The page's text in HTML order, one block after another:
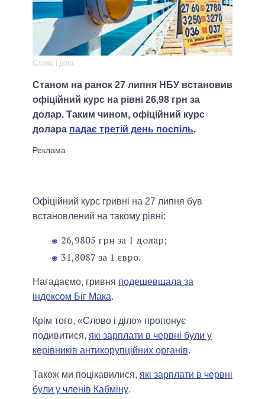
Слово і діло
Станом на ранок 27 липня НБУ встановив
офіційний курс на рівні 26,98 грн за
долар. Таким чином, офіційний курс
долара падає третій день поспіль.
Офіційний курс гривні на 27 липня був
встановлений на такому рівні:
26,9805 грн за 1 долар;
31,8087 за 1 євро.
Нагадаємо, гривня подешевшала за
індексом Біг Мака.
Крім того, «Слово і діло» пропонує
подивитися, які зарплати в червні були у
керівників антикорупційних органів.
Також ми поцікавилися, які зарплати в червні
були у членів Кабміну.